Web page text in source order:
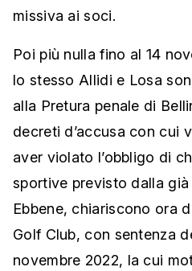
missiva ai soci.
Poi più nulla fino al 14
lo stesso Allidi e Losa
alla Pretura penale di
decreti d’accusa con cui
aver violato l’obbligo di
sportive previsto dalla
Ebbene, chiariscono ora
Golf Club, con sentenza
novembre 2022, la cui